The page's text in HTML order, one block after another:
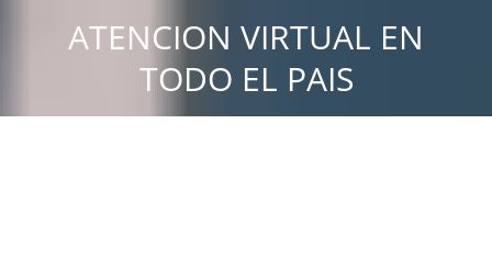
ATENCION VIRTUAL EN
TODO EL PAIS